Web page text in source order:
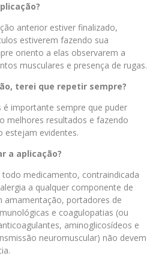
anterior estiver finalizado,
estiverem fazendo sua
oriento a elas observarem a
musculares e presença de rugas.
terei que repetir sempre?
importante sempre que puder
melhores resultados e fazendo
estejam evidentes.
a aplicação?
medicamento, contraindicada
a qualquer componente de
amamentação, portadores de
e coagulopatias (ou
aminoglicosídeos e
neuromuscular) não devem